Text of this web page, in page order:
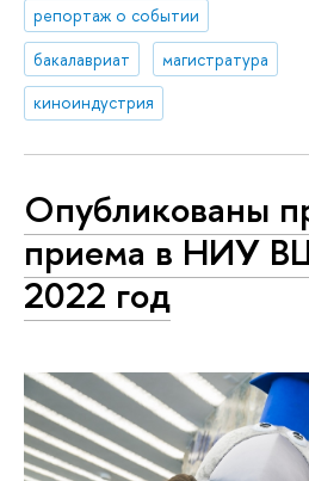
репортаж о событии
бакалавриат
магистратура
киноиндустрия
Опубликованы
приема в НИУ
2022 год